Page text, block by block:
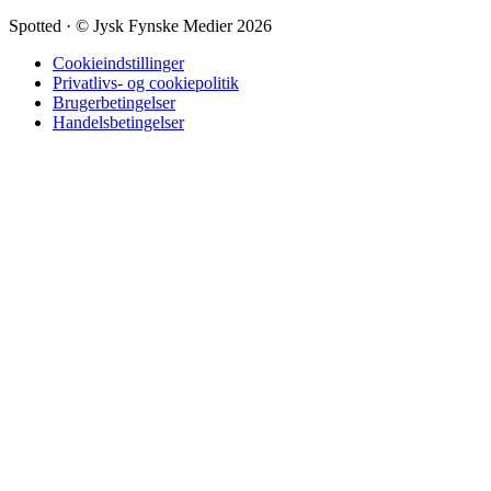
Spotted · © Jysk Fynske Medier 2026
Cookieindstillinger
Privatlivs- og cookiepolitik
Brugerbetingelser
Handelsbetingelser